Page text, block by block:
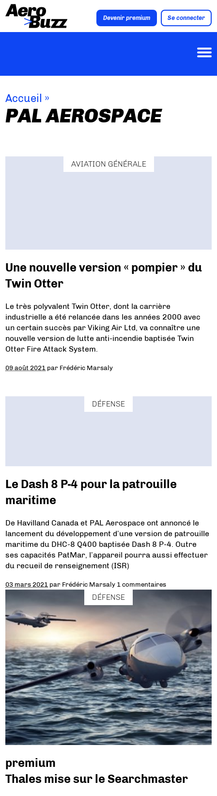
Devenir premium Se connecter
Accueil »
PAL AEROSPACE
AVIATION GÉNÉRALE
Une nouvelle version « pompier » du
Twin Otter
Le très polyvalent Twin Otter, dont la carrière
industrielle a été relancée dans les années 2000 avec
un certain succès par Viking Air Ltd, va connaître une
nouvelle version de lutte anti-incendie baptisée Twin
Otter Fire Attack System.
09 août 2021 par Frédéric Marsaly
DÉFENSE
Le Dash 8 P-4 pour la patrouille
maritime
De Havilland Canada et PAL Aerospace ont annoncé le
lancement du développement d’une version de patrouille
maritime du DHC-8 Q400 baptisée Dash 8 P-4. Outre
ses capacités PatMar, l’appareil pourra aussi effectuer
du recueil de renseignement (ISR)
03 mars 2021 par Frédéric Marsaly 1 commentaires
DÉFENSE
premium
Thales mise sur le Searchmaster